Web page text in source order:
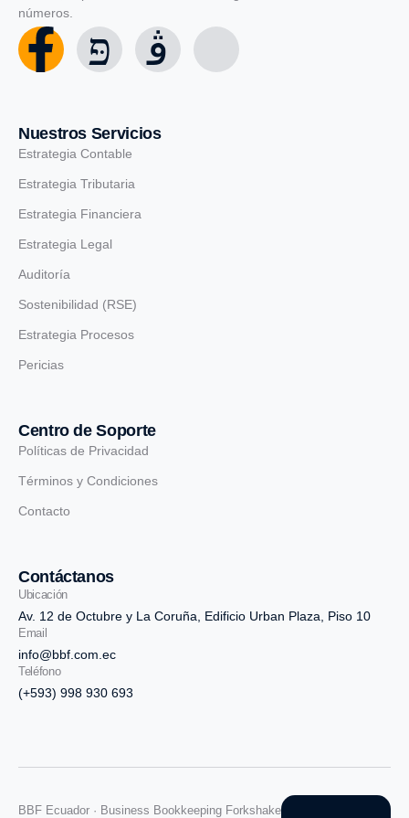
números.
Nuestros Servicios
Estrategia Contable
Estrategia Tributaria
Estrategia Financiera
Estrategia Legal
Auditoría
Sostenibilidad (RSE)
Estrategia Procesos
Pericias
Centro de Soporte
Políticas de Privacidad
Términos y Condiciones
Contacto
Contáctanos
Ubicación
Av. 12 de Octubre y La Coruña, Edificio Urban Plaza, Piso 10
Email
info@bbf.com.ec
Teléfono
(+593) 998 930 693
BBF Ecuador · Business Bookkeeping Forkshake